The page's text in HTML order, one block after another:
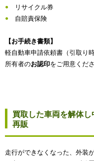
リサイクル券
自賠責保険
【お手続き書類】
軽自動車申請依頼書（引取り
所有者のお認印をご用意くださ
買取した車両を解体
再販
走行ができなくなった、外装